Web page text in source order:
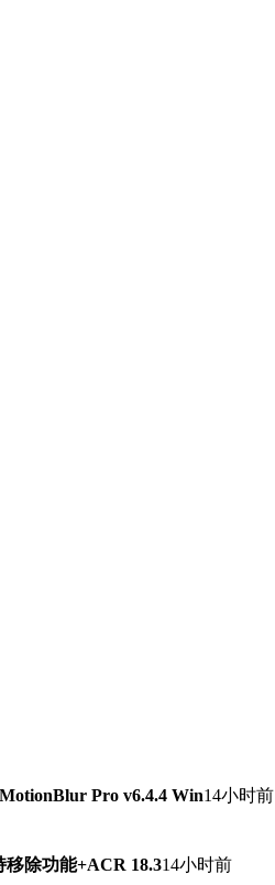
Pro v6.4.4 Win14小时前
移除功能+ACR 18.314小时前